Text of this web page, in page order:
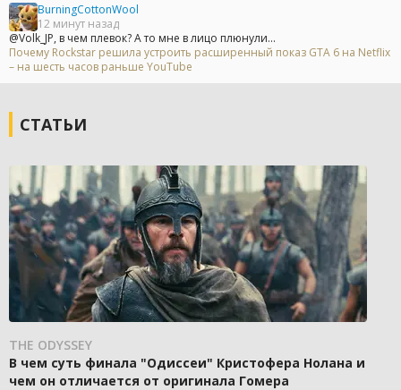
BurningCottonWool
12 минут назад
@Volk_JP, в чем плевок? А то мне в лицо плюнули...
Почему Rockstar решила устроить расширенный показ GTA 6 на Netflix
– на шесть часов раньше YouTube
СТАТЬИ
THE ODYSSEY
В чем суть финала "Одиссеи" Кристофера Нолана и
чем он отличается от оригинала Гомера